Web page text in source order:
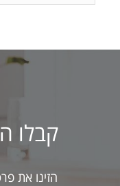
קבלו
הזינו את